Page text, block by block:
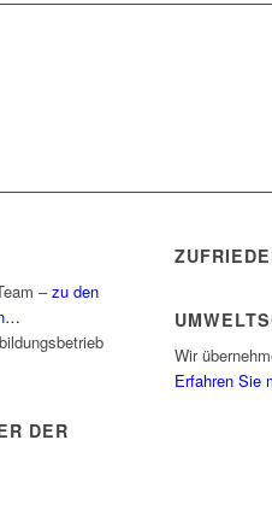
–zu den
DER
Wir
Erfahren Sie